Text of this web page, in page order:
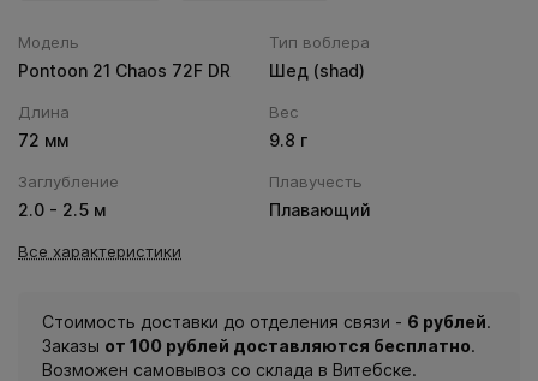
Модель
Pontoon 21 Chaos 72F DR
Тип воблера
Шед (shad)
Длина
72 мм
Вес
9.8 г
Заглубление
2.0 - 2.5 м
Плавучесть
Плавающий
Все характеристики
Стоимость доставки до отделения связи - 6 рублей.
Заказы от 100 рублей доставляются бесплатно.
Возможен самовывоз со склада в Витебске.